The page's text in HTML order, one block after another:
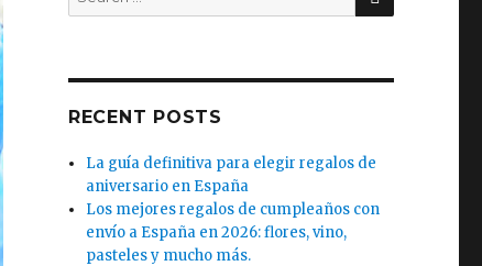
for:
RECENT POSTS
La guía definitiva para elegir regalos de
aniversario en España
Los mejores regalos de cumpleaños con
envío a España en 2026: flores, vino,
pasteles y mucho más.